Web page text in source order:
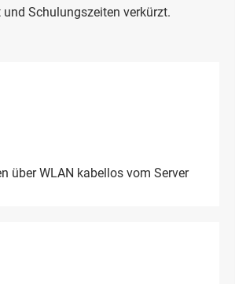
Schulungszeiten verkürzt.
über WLAN kabellos vom Server